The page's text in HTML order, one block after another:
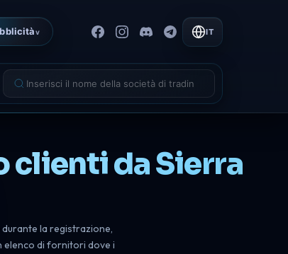
v IT
clienti da Sierra
la registrazione,
elenco di fornitori dove i